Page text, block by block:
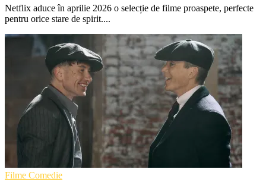
Netflix aduce în aprilie 2026 o selecție de filme proaspete, perfecte
pentru orice stare de spirit....
Filme Comedie